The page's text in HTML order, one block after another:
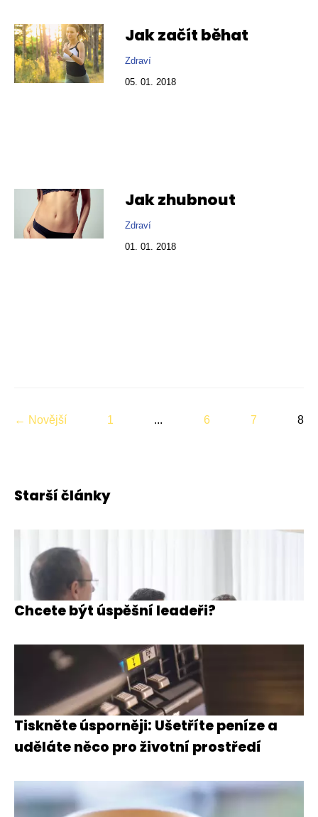
Jak začít běhat
Zdraví
05. 01. 2018
Jak zhubnout
Zdraví
01. 01. 2018
← Novější 1 ... 6 7 8
Starší články
Chcete být úspěšní leadeři?
Tiskněte úsporněji: Ušetříte peníze a
uděláte něco pro životní prostředí